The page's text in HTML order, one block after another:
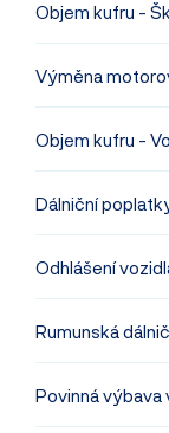
Objem kufru -
Výměna
Objem kufru -
Dálniční
Odhlášení
Rumunská
Povinná výbava